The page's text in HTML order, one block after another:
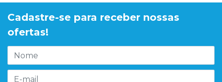
Cadastre-se para receber nossas
ofertas!